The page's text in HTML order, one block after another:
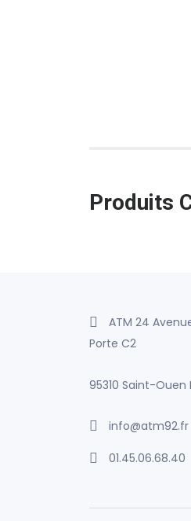
Produits
ATM 24
Porte C2
95310 Saint-Ouen
info@atm92.fr
01.45.06.68.40